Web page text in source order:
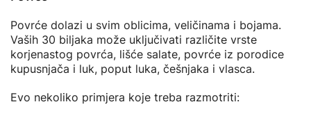
Povrće dolazi u svim oblicima, veličinama i bojama.
Vaših 30 biljaka može uključivati ​​različite vrste
korjenastog povrća, lišće salate, povrće iz porodice
kupusnjača i luk, poput luka, češnjaka i vlasca.
Evo nekoliko primjera koje treba razmotriti: